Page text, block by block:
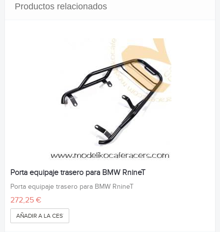
Productos relacionados
Porta equipaje trasero para BMW RnineT
Porta equipaje trasero para BMW RnineT
272,25 €
AÑADIR A LA CESTA